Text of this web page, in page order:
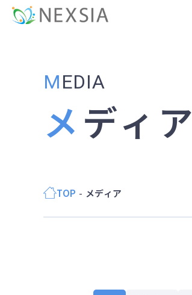
MEDIA
メディア
TOP メディア